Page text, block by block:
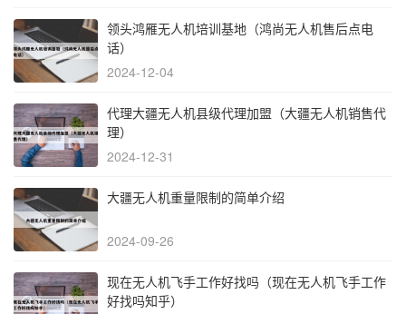
领头鸿雁无人机培训基地（鸿尚无人机售后点电
话）
2024-12-04
代理大疆无人机县级代理加盟（大疆无人机销售代
理）
2024-12-31
大疆无人机重量限制的简单介绍
2024-09-26
现在无人机飞手工作好找吗（现在无人机飞手工作
好找吗知乎）